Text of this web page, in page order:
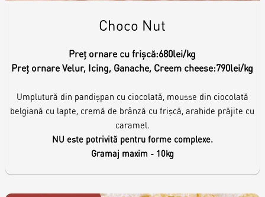
Choco Nut
Preț ornare cu frișcă:680lei/kg
Preț ornare Velur, Icing, Ganache, Creem cheese:790lei/kg
Umplutură din pandișpan cu ciocolată, mousse din ciocolată
belgiană cu lapte, cremă de brânză cu frișcă, arahide prăjite cu
caramel.
NU este potrivită pentru forme complexe.
Gramaj maxim - 10kg